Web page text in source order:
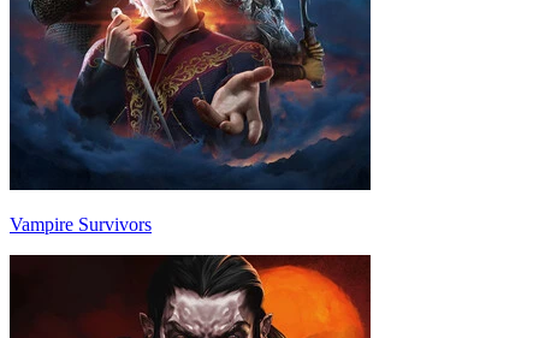
Vampire Survivors